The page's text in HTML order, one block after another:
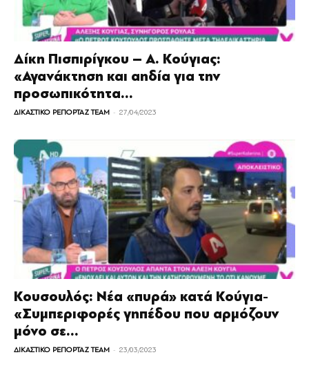
Δίκη Πισπιρίγκου – A. Κούγιας:
«Αγανάκτηση και αηδία για την
προσωπικότητα...
ΔΙΚΑΣΤΙΚΟ ΡΕΠΟΡΤΑΖ TEAM - 27/04/2023
Κουσουλός: Νέα «πυρά» κατά Κούγια-
«Συμπεριφορές γηπέδου που αρμόζουν
μόνο σε...
ΔΙΚΑΣΤΙΚΟ ΡΕΠΟΡΤΑΖ TEAM - 23/03/2023